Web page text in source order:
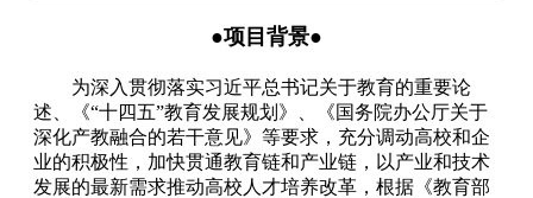
●项目背景●
为深入贯彻落实习近平总书记关于教育的重要论
述、《“十四五”教育发展规划》、《国务院办公厅关于
深化产教融合的若干意见》等要求，充分调动高校和企
业的积极性，加快贯通教育链和产业链，以产业和技术
发展的最新需求推动高校人才培养改革，根据《教育部